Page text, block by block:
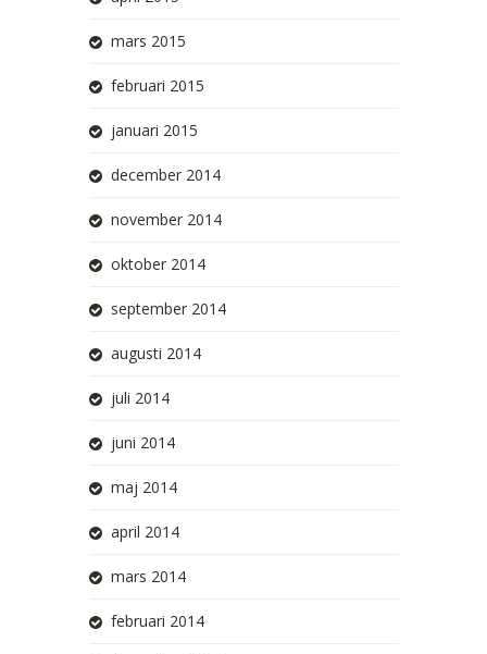
mars 2015
februari 2015
januari 2015
december 2014
november 2014
oktober 2014
september 2014
augusti 2014
juli 2014
juni 2014
maj 2014
april 2014
mars 2014
februari 2014